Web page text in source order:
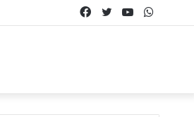
YouTube
Twitter
Facebook